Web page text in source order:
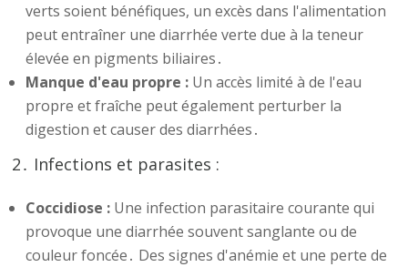
verts soient bénéfiques, un excès dans l'alimentation
peut entraîner une diarrhée verte due à la teneur
élevée en pigments biliaires․
Manque d'eau propre : Un accès limité à de l'eau
propre et fraîche peut également perturber la
digestion et causer des diarrhées․
2․ Infections et parasites :
Coccidiose : Une infection parasitaire courante qui
provoque une diarrhée souvent sanglante ou de
couleur foncée․ Des signes d'anémie et une perte de